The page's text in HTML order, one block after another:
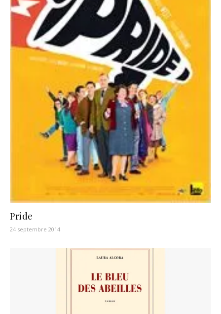
Pride
24 septembre 2014